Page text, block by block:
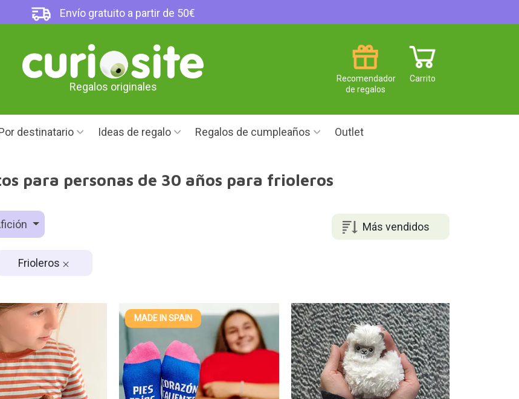
Envío gratuito a partir de 50€
Regalos originales
Carrito
Recomendador
de regalos
destinatario Ideas de regalo Regalos de cumpleaños Outlet
para personas de 30 años para frioleros
Más vendidos
Frioleros
MADE IN SPAIN